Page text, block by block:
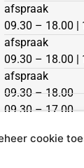
cookie
afspraak
09.30 – 18.00 |
afspraak
09.30 – 18.00 |
afspraak
09.30 – 18.00
09.30 – 17.00